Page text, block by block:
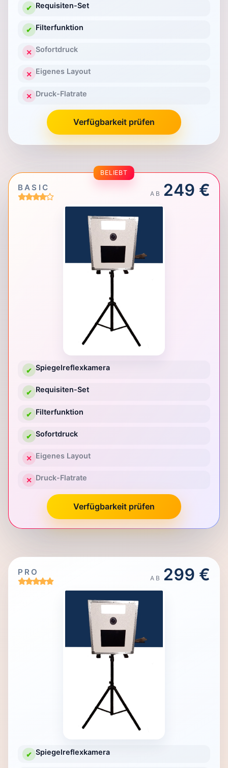
✔ Requisiten-Set
✔ Filterfunktion
✕ Sofortdruck
✕ Eigenes Layout
✕ Druck-Flatrate
Verfügbarkeit prüfen
BELIEBT
BASIC
AB 249 €
✔ Spiegelreflexkamera
✔ Requisiten-Set
✔ Filterfunktion
✔ Sofortdruck
✕ Eigenes Layout
✕ Druck-Flatrate
Verfügbarkeit prüfen
PRO
AB 299 €
✔ Spiegelreflexkamera